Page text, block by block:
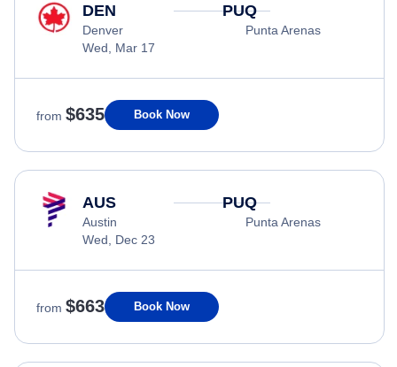
DEN
Denver
Wed, Mar 17
PUQ
Punta Arenas
from $635 Book Now
AUS
Austin
Wed, Dec 23
PUQ
Punta Arenas
from $663 Book Now